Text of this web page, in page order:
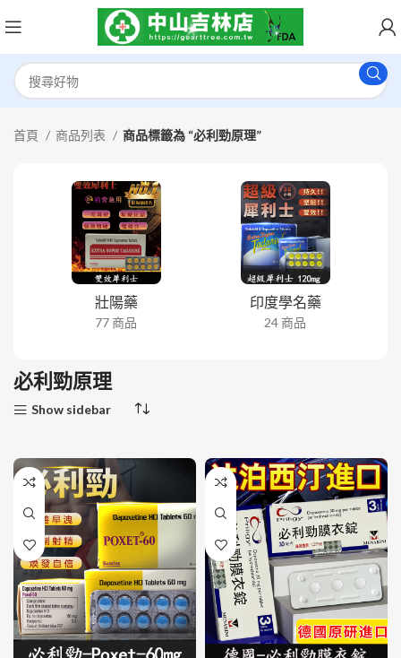
首頁 商品列表 商品標籤為 “必利勁原理”
壯陽藥
77 商品
印度學名藥
24 商品
必利勁原理
Show sidebar